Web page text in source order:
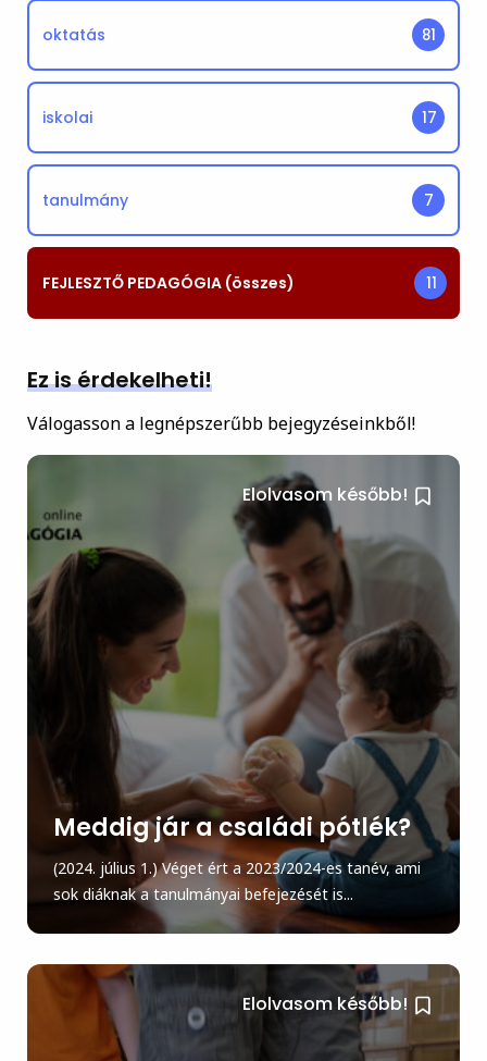
oktatás 81
iskolai 17
tanulmány 7
FEJLESZTŐ PEDAGÓGIA (összes) 11
Ez is érdekelheti!
Válogasson a legnépszerűbb bejegyzéseinkből!
Elolvasom később!
Meddig jár a családi pótlék?
(2024. július 1.) Véget ért a 2023/2024-es tanév, ami
sok diáknak a tanulmányai befejezését is...
Elolvasom később!